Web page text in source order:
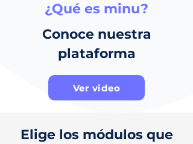
¿Qué es minu?
Conoce nuestra
plataforma
Ver video
Elige los módulos que